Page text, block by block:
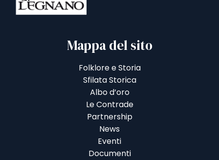
Mappa del sito
Folklore e Storia
Sfilata Storica
Albo d’oro
Le Contrade
Partnership
News
Eventi
Documenti